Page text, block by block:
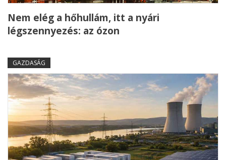
Nem elég a hőhullám, itt a nyári
légszennyezés: az ózon
GAZDASÁG